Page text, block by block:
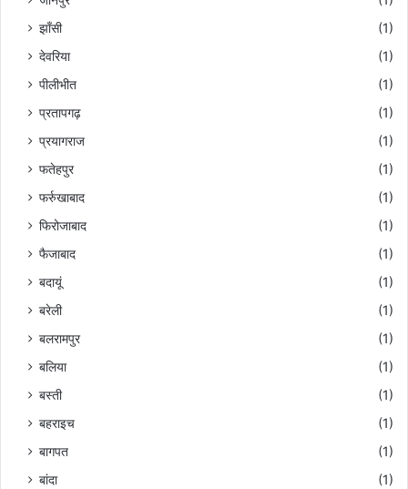
झाँसी
(1)
देवरिया
(1)
पीलीभीत
(1)
प्रतापगढ़
(1)
प्रयागराज
(1)
फतेहपुर
(1)
फर्रुखाबाद
(1)
फिरोजाबाद
(1)
फैजाबाद
(1)
बदायूं
(1)
बरेली
(1)
बलरामपुर
(1)
बलिया
(1)
बस्ती
(1)
बहराइच
(1)
बागपत
(1)
बांदा
(1)